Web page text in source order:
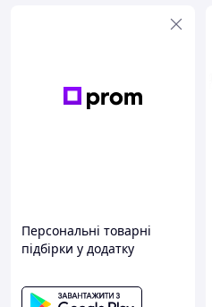
Персональні товарні
підбірки у додатку